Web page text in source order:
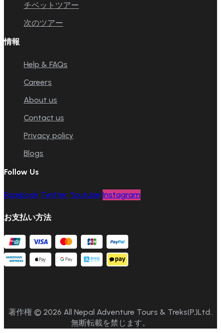
チベットツアー
次のツアー
情報
Help & FAQs
Careers
About us
Contact us
Privacy policy
Blogs
Follow Us
Facebook Twitter Youtube Instagram
お支払い方法
著作権 © 2026 All Nepal Adventure Tours & Treks(P,)Ltd..
無断転載を禁じます。